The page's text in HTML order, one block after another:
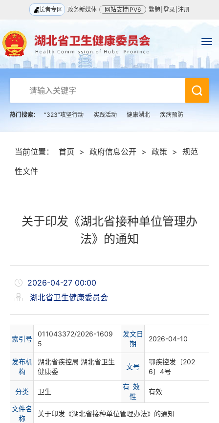
长者专区 政务新媒体 网站支持IPV6 繁體 登录 注册
热门搜索： “323”攻坚行动 实践活动 健康湖北 疾病预防
当前位置： 首页 > 政府信息公开 > 政策 > 规范
性文件
关于印发《湖北省接种单位管理办
法》的通知
2026-04-27 00:00
湖北省卫生健康委员会
索引号
011043372/2026-1609
5
发文日
期
2026-04-10
发布机
构
湖北省疾控局 湖北省卫生
健康委
文号
鄂疾控发〔202
6〕4号
分类 卫生
有 效
性
有效
文件名
称
关于印发《湖北省接种单位管理办法》的通知